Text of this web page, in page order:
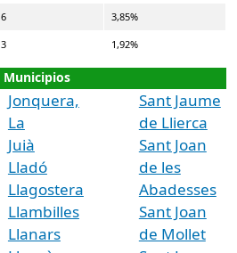
6 3,85%
3 1,92%
Municipios
Jonquera,
La
Juià
Lladó
Llagostera
Llambilles
Llanars
Sant Jaume
de Llierca
Sant Joan
de les
Abadesses
Sant Joan
de Mollet